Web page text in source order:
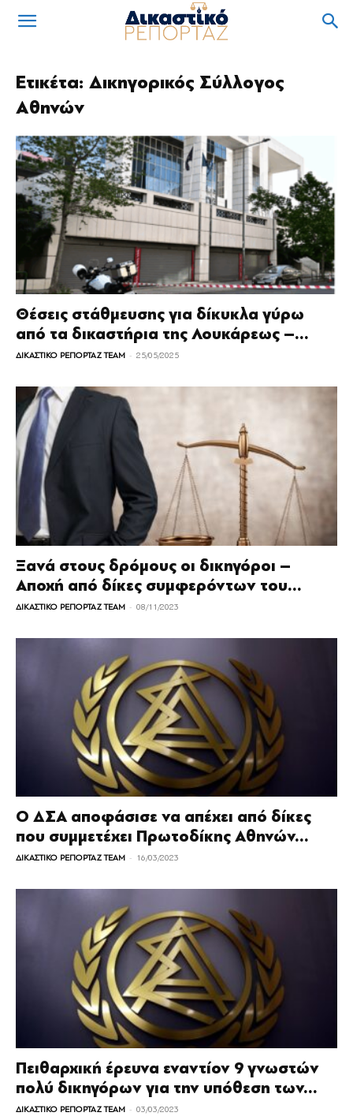
Ετικέτα: Δικηγορικός Σύλλογος
Αθηνών
Θέσεις στάθμευσης για δίκυκλα γύρω
από τα δικαστήρια της Λουκάρεως –...
ΔΙΚΑΣΤΙΚΟ ΡΕΠΟΡΤΑΖ TEAM - 25/05/2025
Ξανά στους δρόμους οι δικηγόροι –
Αποχή από δίκες συμφερόντων του...
ΔΙΚΑΣΤΙΚΟ ΡΕΠΟΡΤΑΖ TEAM - 08/11/2023
Ο ΔΣΑ αποφάσισε να απέχει από δίκες
που συμμετέχει Πρωτοδίκης Αθηνών...
ΔΙΚΑΣΤΙΚΟ ΡΕΠΟΡΤΑΖ TEAM - 16/03/2023
Πειθαρχική έρευνα εναντίον 9 γνωστών
πολύ δικηγόρων για την υπόθεση των...
ΔΙΚΑΣΤΙΚΟ ΡΕΠΟΡΤΑΖ TEAM - 03/03/2023